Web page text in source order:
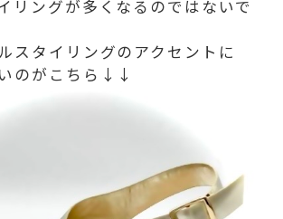
リングが多くなるのではないで
スタイリングのアクセントに
のがこちら↓↓